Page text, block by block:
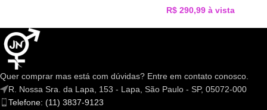
R$290,99 à vista
Quer comprar mas está com dúvidas? Entre em contato conosco.
R. Nossa Sra. da Lapa, 153 - Lapa, São Paulo - SP, 05072-000
Telefone: (11) 3837-9123